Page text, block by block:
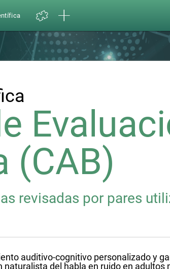
(CAB)
revisadas por pares
auditivo-cognitivo personalizado y
naturalista del habla en ruido en adultos